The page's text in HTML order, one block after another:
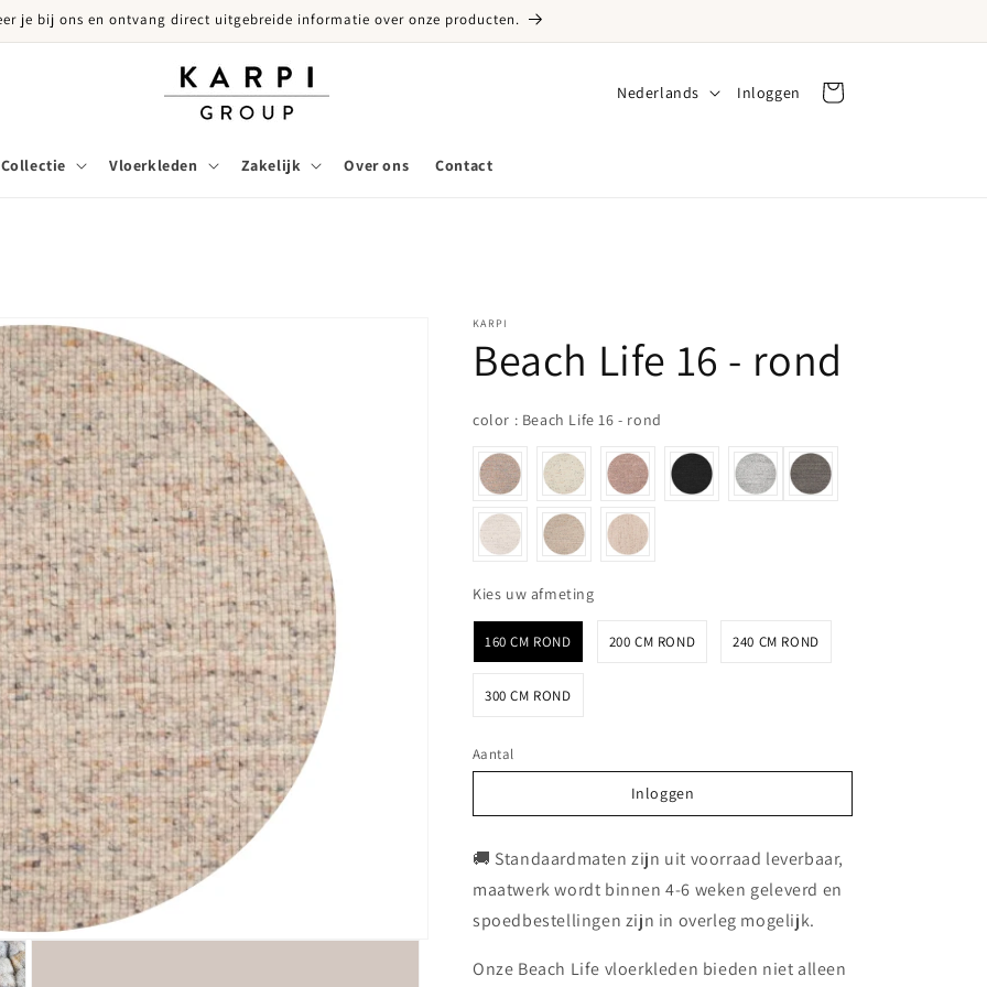
je bij ons en ontvang direct uitgebreide informatie over onze producten.
Collectie Vloerkleden Zakelijk Over ons Contact
Taal
Nederlands Inloggen
InloggenWinkelwagen
KARPI
Beach Life 16 - rond
color : Beach Life 16 - rond
Kies uw afmetingKies uw afmeting
160 CM ROND 200 CM ROND 240 CM ROND
300 CM ROND
Aantal
Inloggen
Inloggen
🚚 Standaardmaten zijn uit voorraad leverbaar,
maatwerk wordt binnen 4-6 weken geleverd en
spoedbestellingen zijn in overleg mogelijk.
Onze Beach Life vloerkleden bieden niet alleen